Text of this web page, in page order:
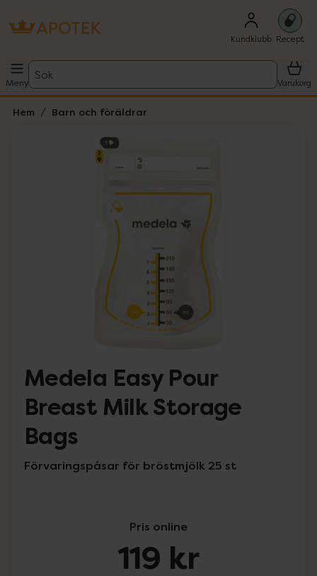
Kundklubb Recept
Meny
Sök
Varukorg
Hem Barn och föräldrar
Lista: . Innehåller 2 objekt.
Hoppa över Lista
Medela Easy Pour
Breast Milk Storage
Bags
Förvaringspåsar för bröstmjölk 25 st
Pris online
119 kr